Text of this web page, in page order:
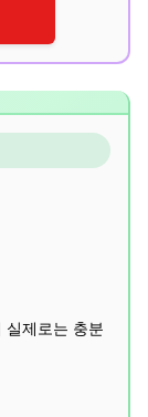
실제로는 충분